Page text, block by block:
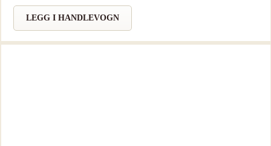
LEGG I HANDLEVOGN